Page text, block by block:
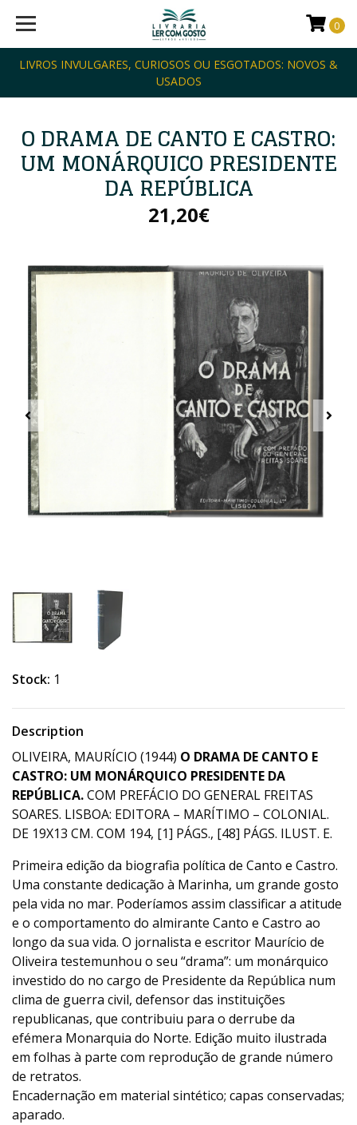
LIVROS INVULGARES, CURIOSOS OU ESGOTADOS: NOVOS &
USADOS
0
O DRAMA DE CANTO E CASTRO:
UM MONÁRQUICO PRESIDENTE
DA REPÚBLICA
21,20€
Stock: 1
Description
OLIVEIRA, MAURÍCIO (1944) O DRAMA DE CANTO E
CASTRO: UM MONÁRQUICO PRESIDENTE DA
REPÚBLICA.COM PREFÁCIO DO GENERAL FREITAS
SOARES. LISBOA: EDITORA – MARÍTIMO – COLONIAL.
DE 19X13 CM. COM 194, [1] PÁGS., [48] PÁGS. ILUST. E.
Primeira edição da biografia política de Canto e Castro.
Uma constante dedicação à Marinha, um grande gosto
pela vida no mar. Poderíamos assim classificar a atitude
e o comportamento do almirante Canto e Castro ao
longo da sua vida. O jornalista e escritor Maurício de
Oliveira testemunhou o seu “drama”: um monárquico
investido do no cargo de Presidente da República num
clima de guerra civil, defensor das instituições
republicanas, que contribuiu para o derrube da
efémera Monarquia do Norte. Edição muito ilustrada
em folhas à parte com reprodução de grande número
de retratos.
Encadernação em material sintético; capas conservadas;
aparado.